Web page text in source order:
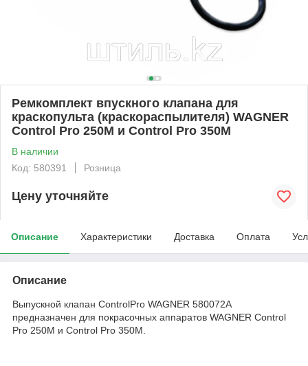
Ремкомплект впускного клапана для
краскопульта (краскораспылителя) WAGNER
Control Pro 250M и Control Pro 350M
В наличии
Код: 580391
Розница
Цену уточняйте
Описание Характеристики Доставка Оплата
Описание
Выпускной клапан СontrolPro WAGNER 580072A
предназначен для покрасочных аппаратов WAGNER Control
Pro 250M и Control Pro 350M.